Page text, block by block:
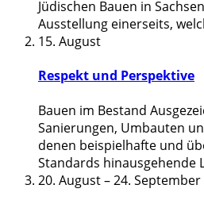
Jüdischen Bauen in
Ausstellung einerseits,
15. August
Respekt und Perspektive
Bauen im Bestand
Sanierungen, Umbauten
denen beispielhafte und
Standards hinausgehende
20. August–24. September